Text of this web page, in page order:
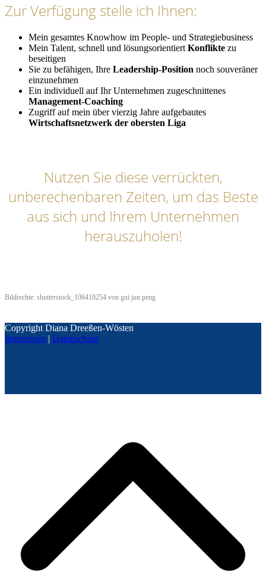
Zur Verfügung stelle ich Ihnen:
Mein gesamtes Knowhow im People- und Strategiebusiness
Mein Talent, schnell und lösungsorientiert Konflikte zu
beseitigen
Sie zu befähigen, Ihre Leadership-Position noch souveräner
einzunehmen
Ein individuell auf Ihr Unternehmen zugeschnittenes
Management-Coaching
Zugriff auf mein über vierzig Jahre aufgebautes
Wirtschaftsnetzwerk der obersten Liga
Nutzen Sie diese verrückten,
unberechenbaren Zeiten, um das Beste
aus sich und Ihrem Unternehmen
herauszuholen!
Bildrechte: shutterstock_106410254 von gui jun peng
Copyright Diana Dreeßen-Wösten
Impressum | Datenschutz